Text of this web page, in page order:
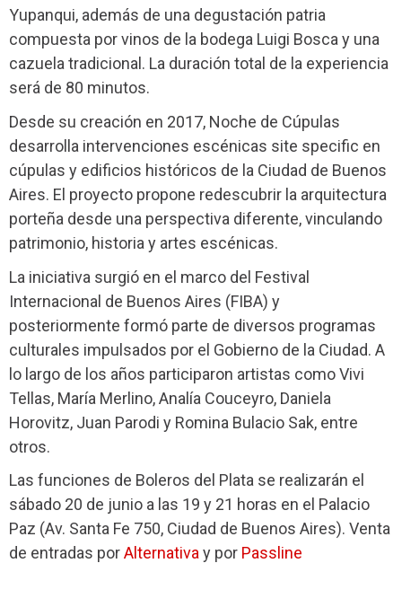
Yupanqui, además de una degustación patria
compuesta por vinos de la bodega Luigi Bosca y una
cazuela tradicional. La duración total de la experiencia
será de 80 minutos.
Desde su creación en 2017, Noche de Cúpulas
desarrolla intervenciones escénicas site specific en
cúpulas y edificios históricos de la Ciudad de Buenos
Aires. El proyecto propone redescubrir la arquitectura
porteña desde una perspectiva diferente, vinculando
patrimonio, historia y artes escénicas.
La iniciativa surgió en el marco del Festival
Internacional de Buenos Aires (FIBA) y
posteriormente formó parte de diversos programas
culturales impulsados por el Gobierno de la Ciudad. A
lo largo de los años participaron artistas como Vivi
Tellas, María Merlino, Analía Couceyro, Daniela
Horovitz, Juan Parodi y Romina Bulacio Sak, entre
otros.
Las funciones de Boleros del Plata se realizarán el
sábado 20 de junio a las 19 y 21 horas en el Palacio
Paz (Av. Santa Fe 750, Ciudad de Buenos Aires). Venta
de entradas porAlternativay por Passline